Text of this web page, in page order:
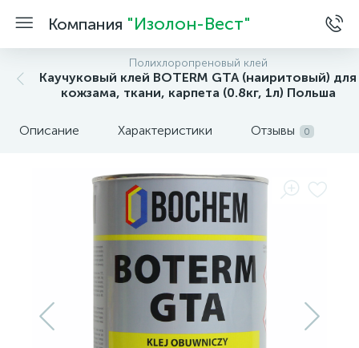
Компания "Изолон-Вест"
Полихлоропреновый клей
Каучуковый клей BOTERM GTA (наиритовый) для
кожзама, ткани, карпета (0.8кг, 1л) Польша
Описание Характеристики Отзывы 0